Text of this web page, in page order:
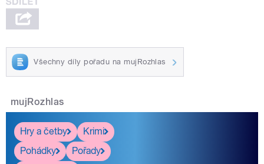
Všechny díly pořadu na mujRozhlas
mujRozhlas
Hry a četby
Krimi
Pohádky
Pořady